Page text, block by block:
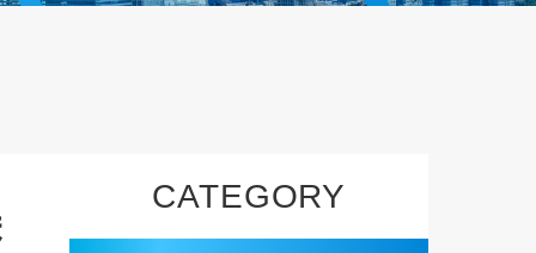
CATEGORY